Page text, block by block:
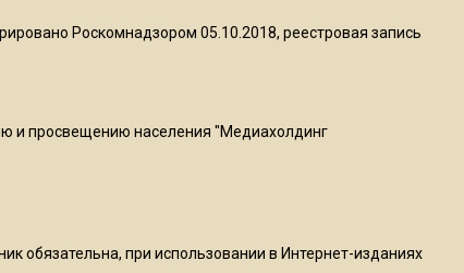
Роман Терюшков назвал
Роскомнадзором 05.10.2018, реестровая запись
и просвещению населения "Медиахолдинг
обязательна, при использовании в Интернет-изданиях